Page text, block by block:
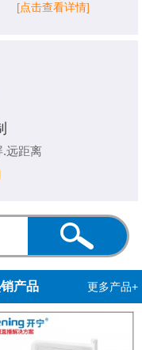
[点击查看详情]
.远距离
产品 更多产品+